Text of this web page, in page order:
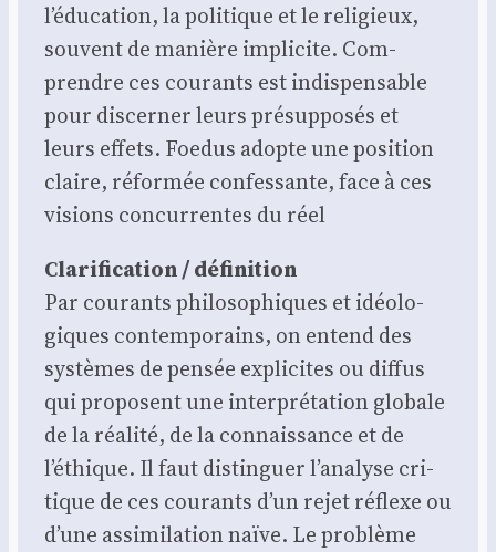
l’éducation, la poli­tique et le reli­gieux,
sou­vent de manière impli­cite. Com­
prendre ces cou­rants est indis­pen­sable
pour dis­cer­ner leurs pré­sup­po­sés et
leurs effets. Foe­dus adopte une posi­tion
claire, réfor­mée confes­sante, face à ces
visions concur­rentes du réel
Cla­ri­fi­ca­tion / défi­ni­tion
Par cou­rants phi­lo­so­phiques et idéo­lo­
giques contem­po­rains, on entend des
sys­tèmes de pen­sée expli­cites ou dif­fus
qui pro­posent une inter­pré­ta­tion glo­bale
de la réa­li­té, de la connais­sance et de
l’éthique. Il faut dis­tin­guer l’analyse cri­
tique de ces cou­rants d’un rejet réflexe ou
d’une assi­mi­la­tion naïve. Le pro­blème